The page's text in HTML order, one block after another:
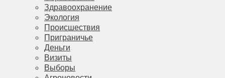
Здравоохранение
Экология
Происшествия
Приграничье
Деньги
Визиты
Выборы